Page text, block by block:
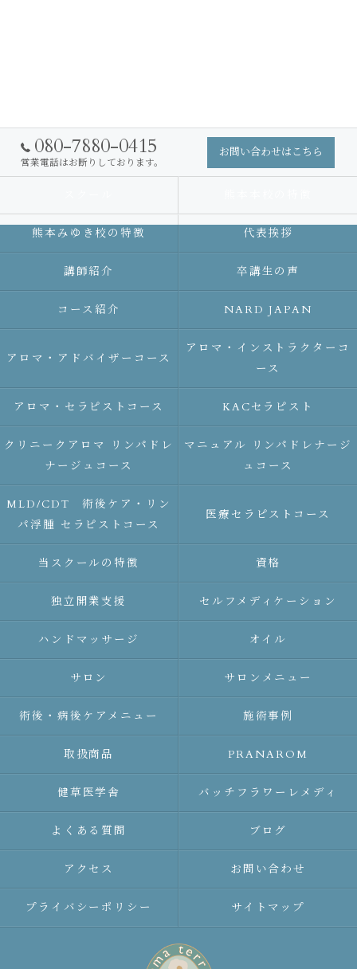
080-7880-0415
営業電話はお断りしております。
お問い合わせはこちら
熊本みゆき校の特徴 代表挨拶
講師紹介 卒講生の声
コース紹介 NARD JAPAN
アロマ・アドバイザーコース
アロマ・インストラクターコ
ース
アロマ・セラピストコース KACセラピスト
クリニークアロマ リンパドレ
ナージュコース
マニュアル リンパドレナージ
ュコース
MLD/CDT 術後ケア・リン
パ浮腫 セラピストコース
医療セラピストコース
当スクールの特徴 資格
独立開業支援 セルフメディケーション
ハンドマッサージ オイル
サロン サロンメニュー
術後・病後ケアメニュー 施術事例
取扱商品 PRANAROM
健草医学舎 バッチフラワーレメディ
よくある質問 ブログ
アクセス お問い合わせ
プライバシーポリシー サイトマップ